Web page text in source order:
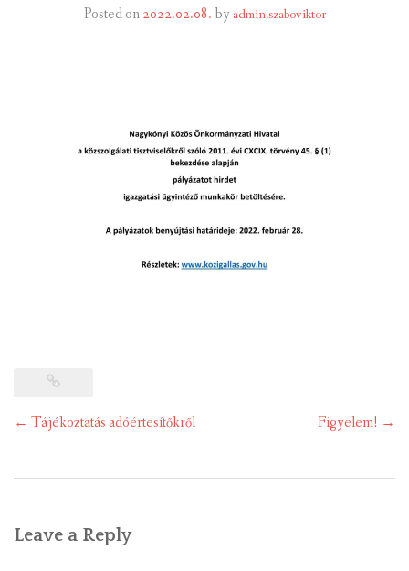
VAGYONNYILATKOZATA – 2026. ÉV
Posted on2022.02.08.by admin.szaboviktor
Post
← Tájékoztatás adóértesítőkről Figyelem! →
Leave a Reply